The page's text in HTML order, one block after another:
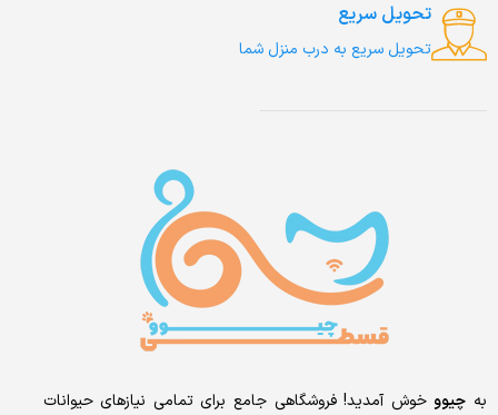
تحویل سریع
تحویل سریع به درب منزل شما
به چیوو خوش آمدید! فروشگاهی جامع برای تمامی نیازهای حیوانات